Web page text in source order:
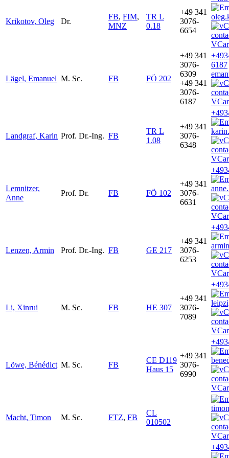
Krikotov, Oleg Dr.
FB, FIM,
MNZ
TR L
0.18
+49 341
3076-
6654
Lägel, Emanuel M. Sc. FB FÖ 202
+49 341
3076-
6309
+49 341
3076-
6187
6187
Landgraf, Karin Prof. Dr.-Ing. FB
TR L
1.08
+49 341
3076-
6348
Lemnitzer,
Anne
Prof. Dr. FB FÖ 102
+49 341
3076-
6631
Lenzen, Armin Prof. Dr.-Ing. FB GE 217
+49 341
3076-
6253
Li, Xinrui M. Sc. FB HE 307
+49 341
3076-
7089
Löwe, Bénédict M. Sc. FB
CE D119
Haus 15
+49 341
3076-
6990
Macht, Timon M. Sc. FTZ, FB
CL
010502